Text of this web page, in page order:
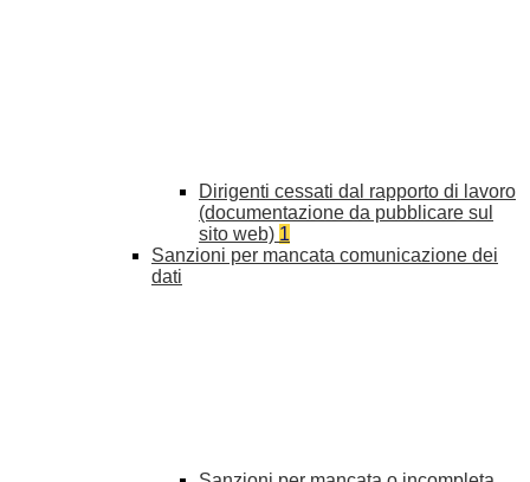
Dirigenti cessati dal rapporto di lavoro
(documentazione da pubblicare sul
sito web) 1
Sanzioni per mancata comunicazione dei
dati